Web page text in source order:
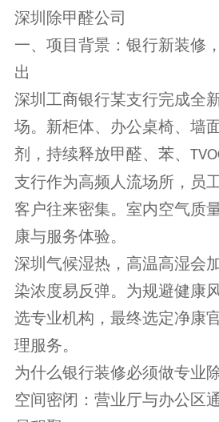
深圳除甲醛公司
一、项目背景：银行新装修
出
深圳工商银行某支行完成全
场。新柜体、办公桌椅、墙
剂，持续释放甲醛、苯、
支行作为高频人流场所，员
客户往来密集。室内空气质
康与服务体验。
深圳气候湿热，高温高湿会
染浓度易反弹。为规避健康
选专业机构，最终选定净康
理服务。
为什么银行装修必须做专业
空间密闭：营业厅与办公区